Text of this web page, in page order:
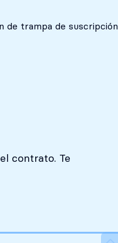
de trampa de suscripción
contrato. Te